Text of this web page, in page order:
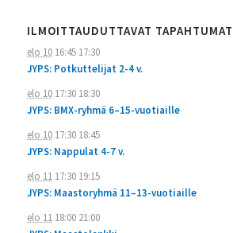
ILMOITTAUDUTTAVAT TAPAHTUMAT
elo 1016:45 17:30
JYPS: Potkuttelijat 2-4 v.
elo 1017:30 18:30
JYPS: BMX-ryhmä 6–15-vuotiaille
elo 1017:30 18:45
JYPS: Nappulat 4-7 v.
elo 1117:30 19:15
JYPS: Maastoryhmä 11–13-vuotiaille
elo 1118:00 21:00